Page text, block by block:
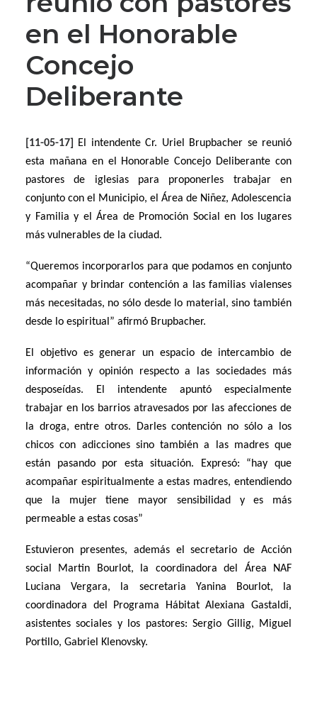
en el Honorable
Concejo
Deliberante
[11-05-17]
El intendente Cr. Uriel Brupbacher se reunió
esta mañana en el Honorable Concejo Deliberante con
pastores de iglesias para proponerles trabajar en
conjunto con el Municipio, el Área de Niñez, Adolescencia
y Familia y el Área de Promoción Social en los lugares
más vulnerables de la ciudad.
“Queremos incorporarlos para que podamos en conjunto
acompañar y brindar contención a las familias vialenses
más necesitadas, no sólo desde lo material, sino también
desde lo espiritual” afirmó Brupbacher.
El objetivo es generar un espacio de intercambio de
información y opinión respecto a las sociedades más
desposeídas. El intendente apuntó especialmente
trabajar en los barrios atravesados por las afecciones de
la droga, entre otros. Darles contención no sólo a los
chicos con adicciones sino también a las madres que
están pasando por esta situación. Expresó: “hay que
acompañar espiritualmente a estas madres, entendiendo
que la mujer tiene mayor sensibilidad y es más
permeable a estas cosas”
Estuvieron presentes, además el secretario de Acción
social Martin Bourlot, la coordinadora del Área NAF
Luciana Vergara, la secretaria Yanina Bourlot, la
coordinadora del Programa Hábitat Alexiana Gastaldi,
asistentes sociales y los pastores: Sergio Gillig, Miguel
Portillo, Gabriel Klenovsky.